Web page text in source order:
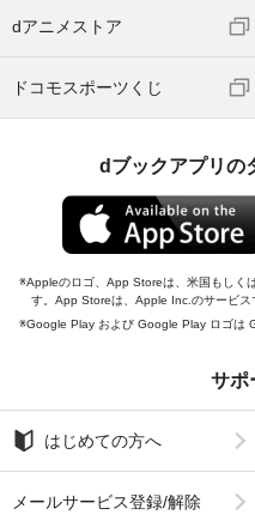
dアニメストア
ドコモスポーツくじ
dブックアプリの
Appleのロゴ、App Storeは、米国もしく
す。App Storeは、Apple Inc.のサービス
Google Play および Google Play ロゴは
サポ
はじめての方へ
メールサービス登録/解除